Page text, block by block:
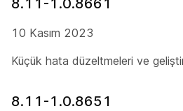
8.11-1.0.8661
10 Kasım 2023
Küçük hata düzeltmeleri ve
8.11-1.0.8651